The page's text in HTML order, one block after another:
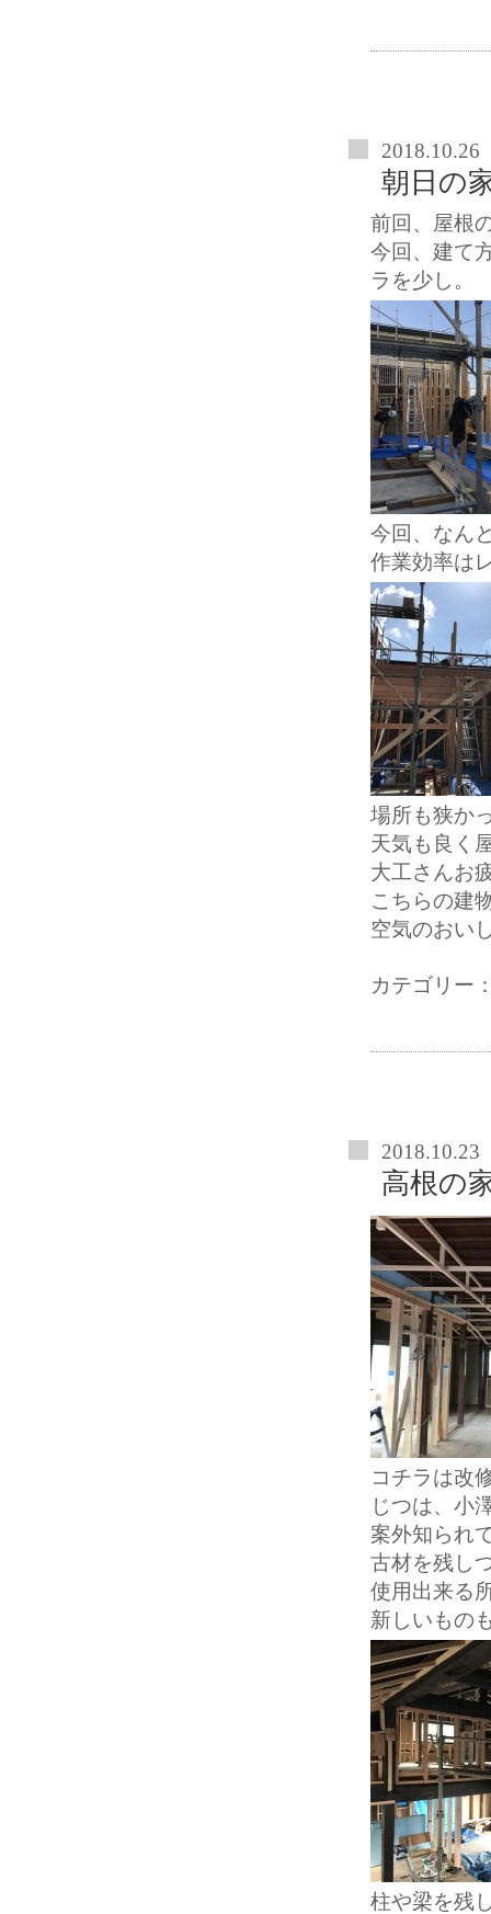
2018.10.26
朝日の
前回、屋根
今回、建て
ラを少し。
今回、なん
作業効率は
場所も狭か
天気も良く
大工さんお
こちらの建
空気のおい
カテゴリー
2018.10.23
高根の
コチラは改
じつは、小
案外知られ
古材を残し
使用出来る
新しいもの
柱や梁を残